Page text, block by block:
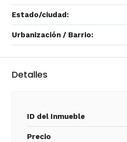
Estado/ciudad:
Urbanización / Barrio:
Detalles
ID del Inmueble
Precio